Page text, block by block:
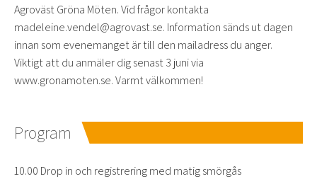
Agroväst Gröna Möten. Vid frågor kontakta
madeleine.vendel@agrovast.se. Information sänds ut dagen
innan som evenemanget är till den mailadress du anger.
Viktigt att du anmäler dig senast 3 juni via
www.gronamoten.se. Varmt välkommen!
Program
10.00 Drop in och registrering med matig smörgås